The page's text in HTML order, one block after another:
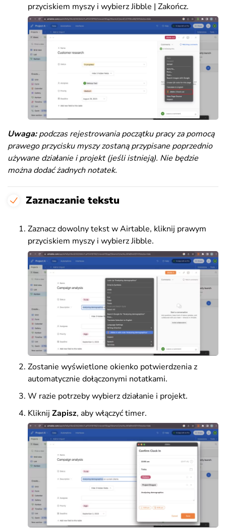
przyciskiem myszy i wybierz Jibble | Zakończ.
Uwaga:podczas rejestrowania początku pracy za pomocą
prawego przycisku myszy zostaną przypisane poprzednio
używane działanie i projekt (jeśli istnieją). Nie będzie
można dodać żadnych notatek.
Zaznaczanie tekstu
Zaznacz dowolny tekst w Airtable, kliknij prawym
przyciskiem myszy i wybierz Jibble.
Zostanie wyświetlone okienko potwierdzenia z
automatycznie dołączonymi notatkami.
W razie potrzeby wybierz działanie i projekt.
Kliknij Zapisz, aby włączyć timer.